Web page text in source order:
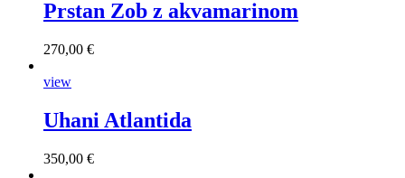
Prstan Zob z akvamarinom
270,00 €
view
Uhani Atlantida
350,00 €